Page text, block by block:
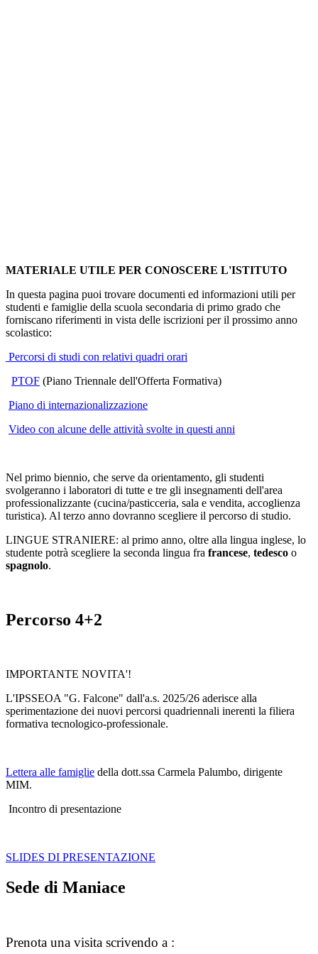
MATERIALE UTILE PER CONOSCERE L'ISTITUTO
In questa pagina puoi trovare documenti ed informazioni utili per
studenti e famiglie della scuola secondaria di primo grado che
forniscano riferimenti in vista delle iscrizioni per il prossimo anno
scolastico:
Percorsi di studi con relativi quadri orari
PTOF (Piano Triennale dell'Offerta Formativa)
Piano di internazionalizzazione
Video con alcune delle attività svolte in questi anni
Nel primo biennio, che serve da orientamento, gli studenti
svolgeranno i laboratori di tutte e tre gli insegnamenti dell'area
professionalizzante (cucina/pasticceria, sala e vendita, accoglienza
turistica). Al terzo anno dovranno scegliere il percorso di studio.
LINGUE STRANIERE: al primo anno, oltre alla lingua inglese, lo
studente potrà scegliere la seconda lingua fra francese, tedesco o
spagnolo.
Percorso 4+2
IMPORTANTE NOVITA'!
L'IPSSEOA "G. Falcone" dall'a.s. 2025/26 aderisce alla
sperimentazione dei nuovi percorsi quadriennali inerenti la filiera
formativa tecnologico-professionale.
Lettera alle famiglie della dott.ssa Carmela Palumbo, dirigente
MIM.
Incontro di presentazione
SLIDES DI PRESENTAZIONE
Sede di Maniace
Prenota una visita scrivendo a :